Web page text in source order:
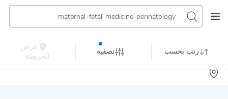
maternal–fetal-medicine-perinatology
رتب بحسب تصفية
عرض
الخريطة